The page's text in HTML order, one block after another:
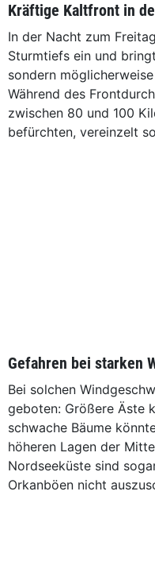
Kräftige Kaltfront in
In der Nacht zum
Sturmtiefs ein und
sondern
Während des
zwischen 80 und 100
befürchten, vereinzelt
Gefahren bei starken
Bei solchen
geboten: Größere Äste
schwache Bäume
höheren Lagen der
Nordseeküste sind
Orkanböen nicht